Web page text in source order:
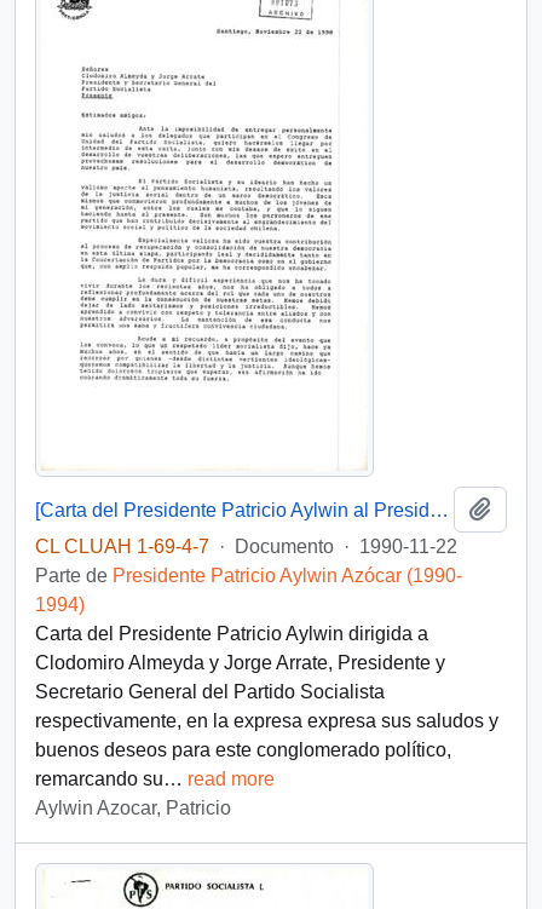
[Carta del Presidente Patricio Aylwin al Presidente y Secretario General del Partido Socialista]
CL CLUAH 1-69-4-7 · Documento · 1990-11-22
Parte de Presidente Patricio Aylwin Azócar (1990-
1994)
Carta del Presidente Patricio Aylwin dirigida a
Clodomiro Almeyda y Jorge Arrate, Presidente y
Secretario General del Partido Socialista
respectivamente, en la expresa expresa sus saludos y
buenos deseos para este conglomerado político,
remarcando su… read more
Aylwin Azocar, Patricio